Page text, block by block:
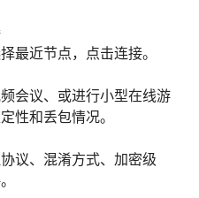
最近节点，点击连接。
会议、或进行小型在线游
性和丢包情况。
议、混淆方式、加密级